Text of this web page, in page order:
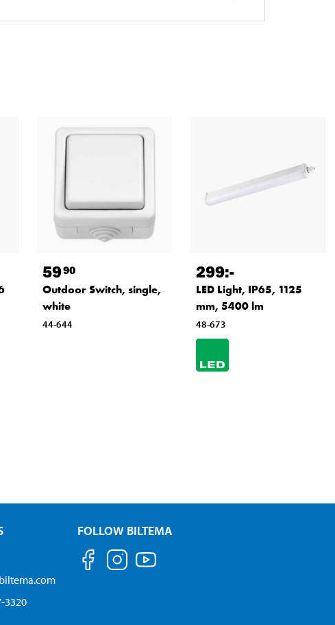
5990
Outdoor Switch, single,
white
44-644
299:-
LED Light, IP65, 1125
mm, 5400 lm
48-673
3320
FOLLOW BILTEMA